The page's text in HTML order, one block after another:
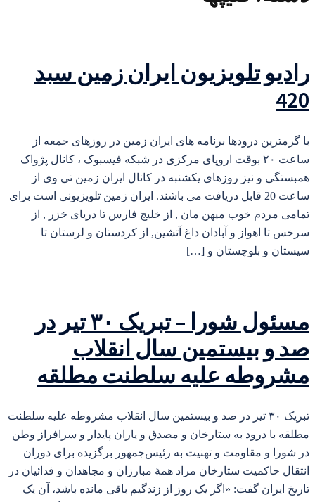
رادیو تلویزیون ایران زمین سبد
420
با گرمترین درودها برنامه های ایران زمین در روزهای جمعه از
ساعت ۲۰ بوقت اروپای مرکزی در شبکه فیسبوک ، کانال پژواک
همبستگی و نیز روزهای یکشنبه در کانال ایران زمین تی وی از
ساعت 20 قابل دریافت می باشند. ایران زمین تلویزیونی است برای
تمامی مردم خوب میهن مان , از خلیج فارس تا دریای خزر , از
سرخس تا اهواز و آبادان داغ آتشین, از کردستان و لرستان تا
سیستان و بلوچستان و […]
مسئول شورا – تبریک ۳۰ تیر در
صد و بیستمین سال انقلاب
مشروطه علیه سلطنت مطلقه
تبریک ۳۰ تیر در صد و بیستمین سال انقلاب مشروطه علیه سلطنت
مطلقه با درود به ستارخان و مصدق و یاران پایدار و سرافراز وطن
در شورا و مقاومت و تهنیت به رئیس‌جمهور برگزیده برای دوران
انتقال حاکمیت ستارخان مراد همهٔ مبارزان و مجاهدان و فدائیان در
تاریخ ایران گفت: «اگر یک روز از زندگیم باقی مانده باشد، آن یک